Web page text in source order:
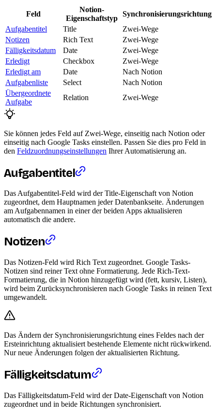
Feld
Notion-
Eigenschaftstyp
Synchronisierungsrichtung
Aufgabentitel
Title
Zwei-Wege
Notizen
Rich Text
Zwei-Wege
Fälligkeitsdatum
Date
Zwei-Wege
Erledigt
Checkbox
Zwei-Wege
Erledigt am
Date
Nach Notion
Aufgabenliste
Select
Nach Notion
Übergeordnete
Aufgabe
Relation Zwei-Wege
Sie können jedes Feld auf Zwei-Wege, einseitig nach Notion oder
einseitig nach Google Tasks einstellen. Passen Sie dies pro Feld in
den Feldzuordnungseinstellungen Ihrer Automatisierung an.
Aufgabentitel
Das Aufgabentitel-Feld wird der Title-Eigenschaft von Notion
zugeordnet, dem Hauptnamen jeder Datenbankseite. Änderungen
am Aufgabennamen in einer der beiden Apps aktualisieren
automatisch die andere.
Notizen
Das Notizen-Feld wird Rich Text zugeordnet. Google Tasks-
Notizen sind reiner Text ohne Formatierung. Jede Rich-Text-
Formatierung, die in Notion hinzugefügt wird (fett, kursiv, Listen),
wird beim Zurücksynchronisieren nach Google Tasks in reinen Text
umgewandelt.
Das Ändern der Synchronisierungsrichtung eines Feldes nach der
Ersteinrichtung aktualisiert bestehende Elemente nicht rückwirkend.
Nur neue Änderungen folgen der aktualisierten Richtung.
Fälligkeitsdatum
Das Fälligkeitsdatum-Feld wird der Date-Eigenschaft von Notion
zugeordnet und in beide Richtungen synchronisiert.